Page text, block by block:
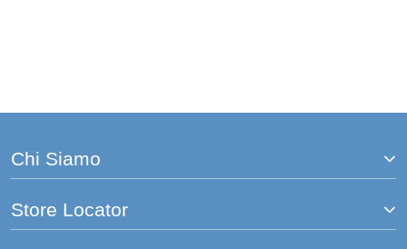
Chi Siamo
Store Locator